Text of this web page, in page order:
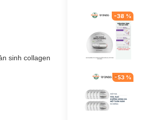
cách tối ưu
sinh collagen
-38 %
-53 %